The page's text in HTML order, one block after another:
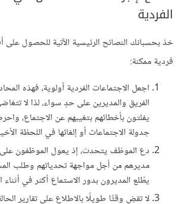
الفردية
خذ بحسبانك النصائح الرئيسية الآتية للحصول
فردية ممكنة:
اجعل الاجتماعات الفردية أولوية، فهذه
الفريق والمديرين على حدٍ سواء، لذا لا
يفلتون بأخطائهم بتغيبهم عن الاجتماع،
جدولة الاجتماعات أو إلغائها في اللحظة
دع الموظف يتحدث، إذ يعول الموظفون
مديرهم من أجل مواجهة تحدياتهم وطلب
يطّلع المديرون بدور الاستماع أكثر في أثناء
لا تقضِ وقتًا طويلًا بالاطلاع على تقارير